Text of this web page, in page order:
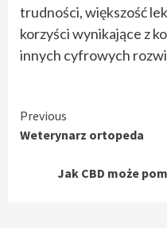
trudności, większość
korzyści wynikające z
innych cyfrowych
Continue
Reading
Previous
Weterynarz ortopeda
Jak CBD może